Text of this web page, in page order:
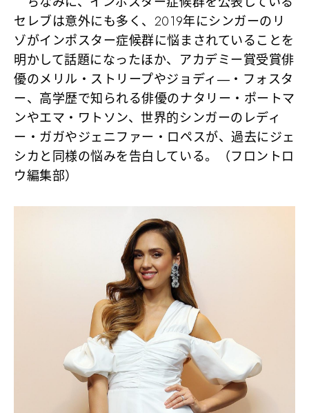
セレブは意外にも多く、2019年にシンガーのリ
ゾがインポスター症候群に悩まされていることを
明かして話題になったほか、アカデミー賞受賞俳
優のメリル・ストリープやジョディ―・フォスタ
ー、高学歴で知られる俳優のナタリー・ポートマ
ンやエマ・ワトソン、世界的シンガーのレディ
ー・ガガやジェニファー・ロペスが、過去にジェ
シカと同様の悩みを告白している。（フロントロ
ウ編集部）